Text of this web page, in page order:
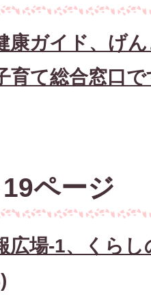
康ガイド、げ
育て総合窓口
ページ
広場-1、くら